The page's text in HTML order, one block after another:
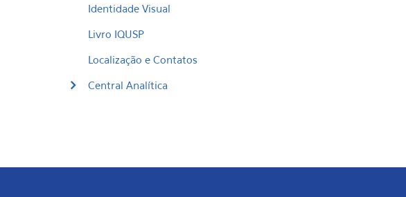
Identidade Visual
Livro IQUSP
Localização e Contatos
Central Analítica